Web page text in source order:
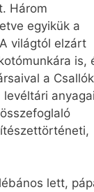
Három
egyikük a
világtól elzárt
is,
a
lett,